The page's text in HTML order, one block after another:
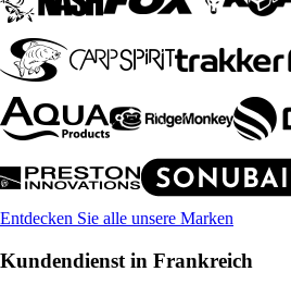
Entdecken Sie alle unsere Marken
Kundendienst in Frankreich